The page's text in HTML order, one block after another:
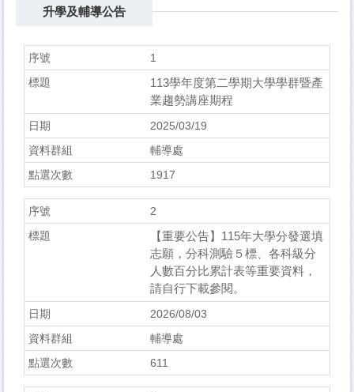
升學及輔導公告
1
113學年度第二學期大學學群暨產
業趨勢講座期程
2025/03/19
輔導處
1917
2
【重要公告】115年大學分發選填
志願，分科測驗５標、各科級分
人數百分比累計表等重要資料，
請自行下載參閱。
2026/08/03
輔導處
611